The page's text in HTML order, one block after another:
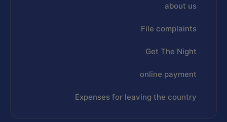
about us
File complaints
Get The Night
online payment
Expenses for leaving the country